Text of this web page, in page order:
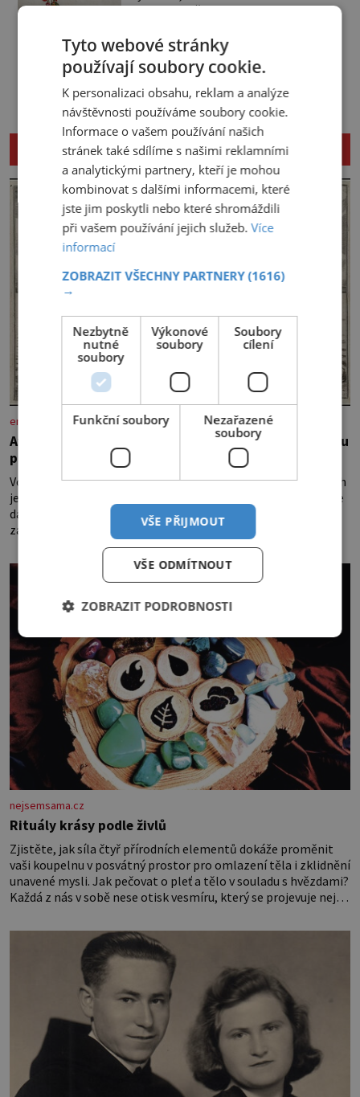
bicarbona. Je součástí kypřicího prášku
[…]
jenom v zimě? To jste na omylu.
krásné květiny do vázy nebo jako
obraz. Při tomto tvoření vás navíc čeká
příjemná procházka po lese. Musíte si
přece nasbírat ty šišky. Nám se
osvědčily ty menší z borovic. Budete
jich potřebovat […]
Polštářek s kytičkami
Zkuste si udělat polštářek s
květinovou aplikací. Hodit se bude na
chatu nebo na tesasu a je skoro
zadarmo. Budete potřebovat: 2
obdélníky bavlněného plátna (40×40 a
60×50), zip, odstřižky barevných filců
(dostanete v kutilských potřebách
nebo v galanterii), barevné nitě, popř
lepidlo na textil, kousek kartonu (na
šablony květů), ostré nůžky. Pokud
povlak na […]
NENECHTE SI UJÍT DALŠÍ ZAJÍMAVÉ ČLÁNKY
enigmaplus.cz
Ayia Napa: Kyperské vodní monstrum s mírumilovnou
povahou
Vodní monstra jsou poměrně častým koloritem nejrůznějších
jezer, řek či ostrovů. Mnozí skeptici to přikládají hlavně snaze
dané místo zviditelnit a přitáhnout k němu pozornost
záhadám nakloněných turi
nejsemsama.cz
Rituály krásy podle živlů
Zjistěte, jak síla čtyř přírodních elementů dokáže proměnit
vaši koupelnu v posvátný prostor pro omlazení těla i zklidnění
unavené mysli. Jak pečovat o pleť a tělo v souladu s hvězdami?
Každá z nás v sobě nese otisk vesmíru, který se projevuje nejen
Ženy narozené ve znamení Berana, Lva a Střelce v sobě nesou
žár, odvahu a neutuchající elán. Vaše
Tyto webové stránky
používají soubory cookie.
K personalizaci obsahu, reklam a analýze
návštěvnosti používáme soubory cookie.
Informace o vašem používání našich
stránek také sdílíme s našimi reklamními
a analytickými partnery, kteří je mohou
kombinovat s dalšími informacemi, které
jste jim poskytli nebo které shromáždili
při vašem používání jejich služeb.Více
informací
ZOBRAZIT VŠECHNY PARTNERY(1616)
→
Nezbytně
nutné
soubory
Výkonové
soubory
Soubory
cílení
Funkční soubory
Nezařazené
soubory
VŠE PŘIJMOUT
VŠE ODMÍTNOUT
ZOBRAZIT PODROBNOSTI